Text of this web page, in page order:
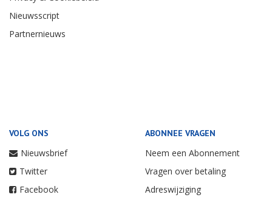
Nieuwsscript
Partnernieuws
VOLG ONS
Nieuwsbrief
Twitter
Facebook
ABONNEE VRAGEN
Neem een Abonnement
Vragen over betaling
Adreswijziging